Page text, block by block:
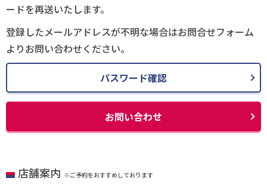
ードを再送いたします。
登録したメールアドレスが不明な場合はお問合せフォーム
よりお問い合わせください。
パスワード確認
お問い合わせ
店舗案内 ※ご予約をおすすめしております